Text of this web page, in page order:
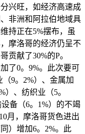
兴旺，如经济高速成
非洲和阿拉伯地域具
持正在5%摆布，虽
摩洛哥的经济仍呈不
贡献了30%的P。
了0。9%。此次要可
9。2%）、金属加
）、纺织业（5。
备（6。1%）的不竭
月，摩洛哥货色进出
）增加6。2%。此